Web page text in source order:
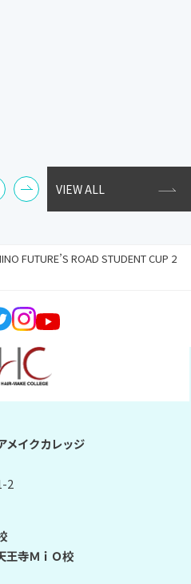
VIEW ALL
FUTURE’S ROAD STUDENT CUP 2
イクカレッジ
2
寺ＭｉＯ校